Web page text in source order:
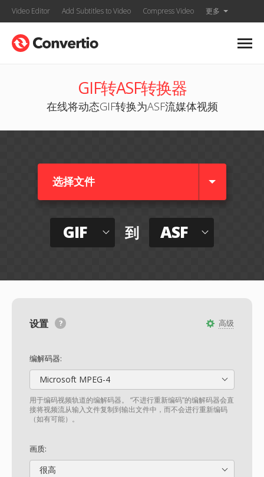
Video Editor Add Subtitles to Video Compress Video 更多
GIF转ASF转换器
在线将动态GIF转换为ASF流媒体视频
选择文件
GIF 到 ASF
高级
设置
编解码器:
Microsoft MPEG-4
用于编码视频轨道的编解码器。 “不进行重新编码”的编解码器会直
接将视频流从输入文件复制到输出文件中，而不会进行重新编码
（如有可能）。
画质:
很高